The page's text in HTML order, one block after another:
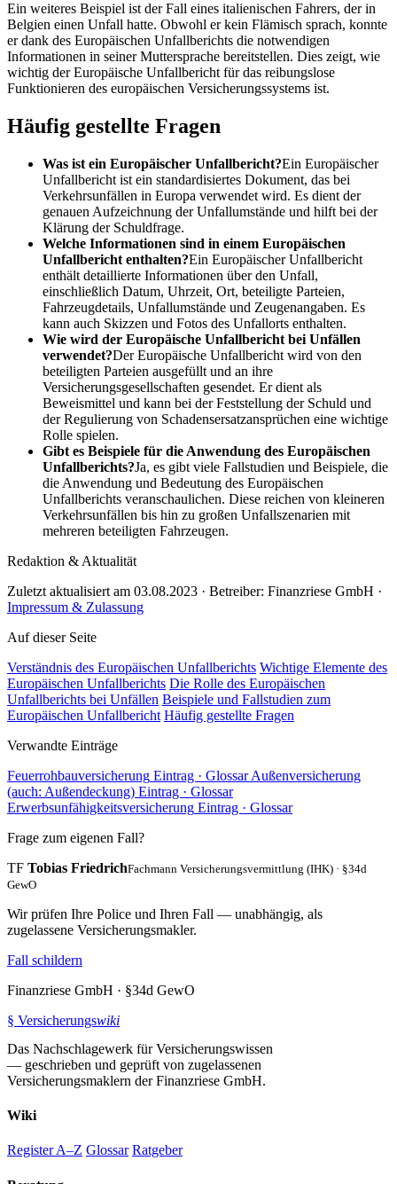
Ein weiteres Beispiel ist der Fall eines italienischen Fahrers, der in
Belgien einen Unfall hatte. Obwohl er kein Flämisch sprach, konnte
er dank des Europäischen Unfallberichts die notwendigen
Informationen in seiner Muttersprache bereitstellen. Dies zeigt, wie
wichtig der Europäische Unfallbericht für das reibungslose
Funktionieren des europäischen Versicherungssystems ist.
Häufig gestellte Fragen
Was ist ein Europäischer Unfallbericht?Ein Europäischer
Unfallbericht ist ein standardisiertes Dokument, das bei
Verkehrsunfällen in Europa verwendet wird. Es dient der
genauen Aufzeichnung der Unfallumstände und hilft bei der
Klärung der Schuldfrage.
Welche Informationen sind in einem Europäischen
Unfallbericht enthalten?Ein Europäischer Unfallbericht
enthält detaillierte Informationen über den Unfall,
einschließlich Datum, Uhrzeit, Ort, beteiligte Parteien,
Fahrzeugdetails, Unfallumstände und Zeugenangaben. Es
kann auch Skizzen und Fotos des Unfallorts enthalten.
Wie wird der Europäische Unfallbericht bei Unfällen
verwendet?Der Europäische Unfallbericht wird von den
beteiligten Parteien ausgefüllt und an ihre
Versicherungsgesellschaften gesendet. Er dient als
Beweismittel und kann bei der Feststellung der Schuld und
der Regulierung von Schadensersatzansprüchen eine wichtige
Rolle spielen.
Gibt es Beispiele für die Anwendung des Europäischen
Unfallberichts?Ja, es gibt viele Fallstudien und Beispiele, die
die Anwendung und Bedeutung des Europäischen
Unfallberichts veranschaulichen. Diese reichen von kleineren
Verkehrsunfällen bis hin zu großen Unfallszenarien mit
mehreren beteiligten Fahrzeugen.
Redaktion & Aktualität
Zuletzt aktualisiert am 03.08.2023 · Betreiber: Finanzriese GmbH ·
Impressum & Zulassung
Auf dieser Seite
Verständnis des Europäischen Unfallberichts Wichtige Elemente des
Europäischen Unfallberichts Die Rolle des Europäischen
Unfallberichts bei Unfällen Beispiele und Fallstudien zum
Europäischen Unfallbericht Häufig gestellte Fragen
Verwandte Einträge
Feuerrohbauversicherung Eintrag · Glossar Außenversicherung
(auch: Außendeckung) Eintrag · Glossar
Erwerbsunfähigkeitsversicherung Eintrag · Glossar
Frage zum eigenen Fall?
TF Tobias FriedrichFachmann Versicherungsvermittlung (IHK) · §34d
GewO
Wir prüfen Ihre Police und Ihren Fall — unabhängig, als
zugelassene Versicherungsmakler.
Fall schildern
Finanzriese GmbH · §34d GewO
§ Versicherungswiki
Das Nachschlagewerk für Versicherungswissen
— geschrieben und geprüft von zugelassenen
Versicherungsmaklern der Finanzriese GmbH.
Wiki
Register A–Z Glossar Ratgeber